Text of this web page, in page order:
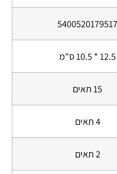
5400520179517
12.5 * 10.5 ס"מ
15 תאים
4 תאים
2 תאים